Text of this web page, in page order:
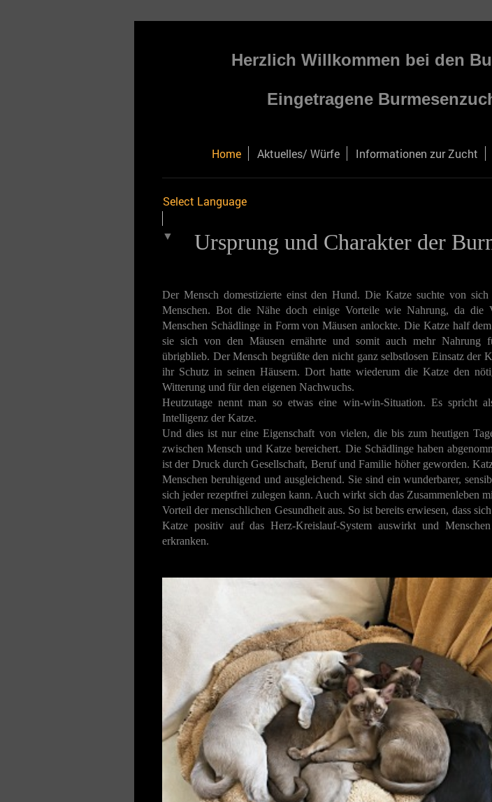
Herzlich Willkommen bei den
Eingetragene
Home Aktuelles/ Würfe Informationen zur Zucht
Select Language
▼ Ursprung und Charakter der
Der Mensch domestizierte einst den Hund. Die Katze suchte von sich
Menschen. Bot die Nähe doch einige Vorteile wie Nahrung, da die
Menschen Schädlinge in Form von Mäusen anlockte. Die Katze half
sie sich von den Mäusen ernährte und somit auch mehr Nahrung
übrigblieb. Der Mensch begrüßte den nicht ganz selbstlosen Einsatz der
ihr Schutz in seinen Häusern. Dort hatte wiederum die Katze den
Witterung und für den eigenen Nachwuchs.
Heutzutage nennt man so etwas eine win-win-Situation. Es spricht
Intelligenz der Katze.
Und dies ist nur eine Eigenschaft von vielen, die bis zum heutigen
zwischen Mensch und Katze bereichert. Die Schädlinge haben
ist der Druck durch Gesellschaft, Beruf und Familie höher geworden.
Menschen beruhigend und ausgleichend. Sie sind ein wunderbarer,
sich jeder rezeptfrei zulegen kann. Auch wirkt sich das Zusammenleben
Vorteil der menschlichen Gesundheit aus. So ist bereits erwiesen, dass
Katze positiv auf das Herz-Kreislauf-System auswirkt und
erkranken.